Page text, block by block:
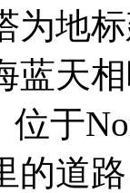
为地
蓝天
位于
的道